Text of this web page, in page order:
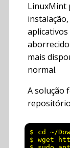
LinuxMint
mais
normal.
A solução
$ cd ~/
$ wget